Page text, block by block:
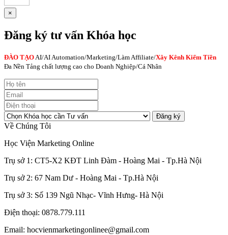
×
Đăng ký tư vấn Khóa học
ĐÀO TẠOAI/AI Automation/Marketing/Làm Affiliate/Xây Kênh Kiếm Tiền
Đa Nền Tảng chất lượng cao cho Doanh Nghiệp/Cá Nhân
Đăng ký
Về Chúng Tôi
Học Viện Marketing Online
Trụ sở 1: CT5-X2 KĐT Linh Đàm - Hoàng Mai - Tp.Hà Nội
Trụ sở 2: 67 Nam Dư - Hoàng Mai - Tp.Hà Nội
Trụ sở 3: Số 139 Ngũ Nhạc- Vĩnh Hưng- Hà Nội
Điện thoại: 0878.779.111
Email: hocvienmarketingonlinee@gmail.com